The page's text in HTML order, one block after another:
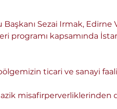
Sezai Irmak,
programı kapsamında
ticari ve sanayi
misafirperverliklerinden